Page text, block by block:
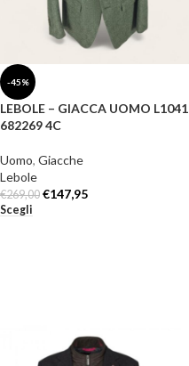
-45%
LEBOLE – GIACCA UOMO L1041
682269 4C
Uomo, Giacche
Lebole
€269,00 €147,95
Scegli